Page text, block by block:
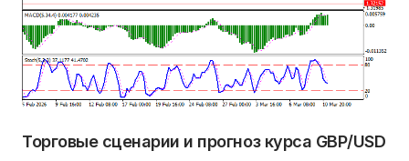
Торговые сценарии и прогноз курса GBP/USD